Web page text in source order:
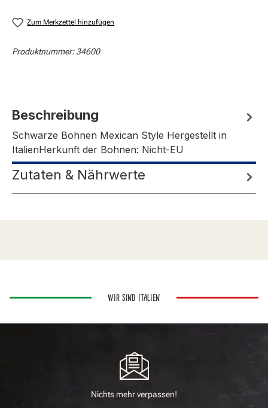
Zum Merkzettel hinzufügen
Produktnummer:34600
Beschreibung
Schwarze Bohnen Mexican Style Hergestellt in
ItalienHerkunft der Bohnen: Nicht-EU
Zutaten & Nährwerte
WIR SIND ITALIEN
Nichts mehr verpassen!